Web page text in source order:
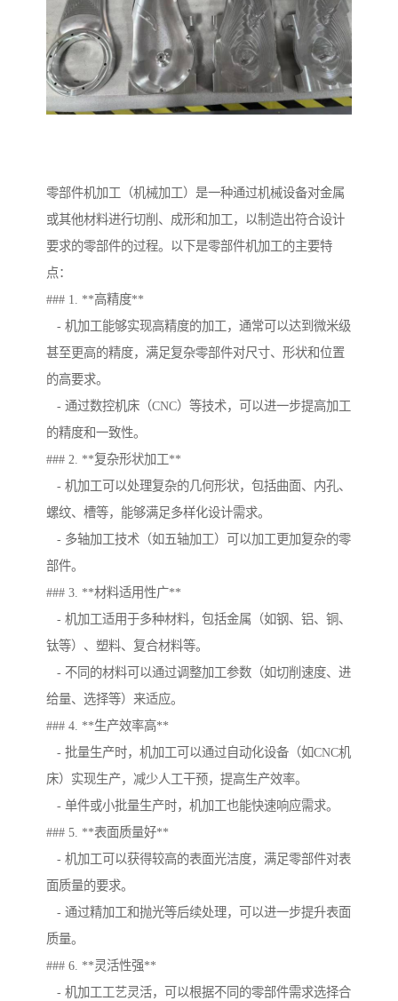
零部件机加工（机械加工）是一种通过机械设备对金属
或其他材料进行切削、成形和加工，以制造出符合设计
要求的零部件的过程。以下是零部件机加工的主要特
点：
### 1. **高精度**
- 机加工能够实现高精度的加工，通常可以达到微米级
甚至更高的精度，满足复杂零部件对尺寸、形状和位置
的高要求。
- 通过数控机床（CNC）等技术，可以进一步提高加工
的精度和一致性。
### 2. **复杂形状加工**
- 机加工可以处理复杂的几何形状，包括曲面、内孔、
螺纹、槽等，能够满足多样化设计需求。
- 多轴加工技术（如五轴加工）可以加工更加复杂的零
部件。
### 3. **材料适用性广**
- 机加工适用于多种材料，包括金属（如钢、铝、铜、
钛等）、塑料、复合材料等。
- 不同的材料可以通过调整加工参数（如切削速度、进
给量、选择等）来适应。
### 4. **生产效率高**
- 批量生产时，机加工可以通过自动化设备（如CNC机
床）实现生产，减少人工干预，提高生产效率。
- 单件或小批量生产时，机加工也能快速响应需求。
### 5. **表面质量好**
- 机加工可以获得较高的表面光洁度，满足零部件对表
面质量的要求。
- 通过精加工和抛光等后续处理，可以进一步提升表面
质量。
### 6. **灵活性强**
- 机加工工艺灵活，可以根据不同的零部件需求选择合